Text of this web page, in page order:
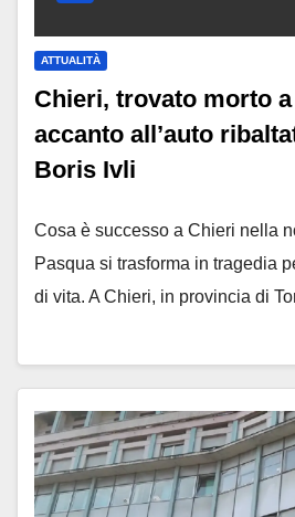
ATTUALITÀ
Chieri, trovato morto a
accanto all’auto
Boris Ivli
Cosa è successo a Chieri nella
Pasqua si trasforma in tragedia
di vita. A Chieri, in provincia di